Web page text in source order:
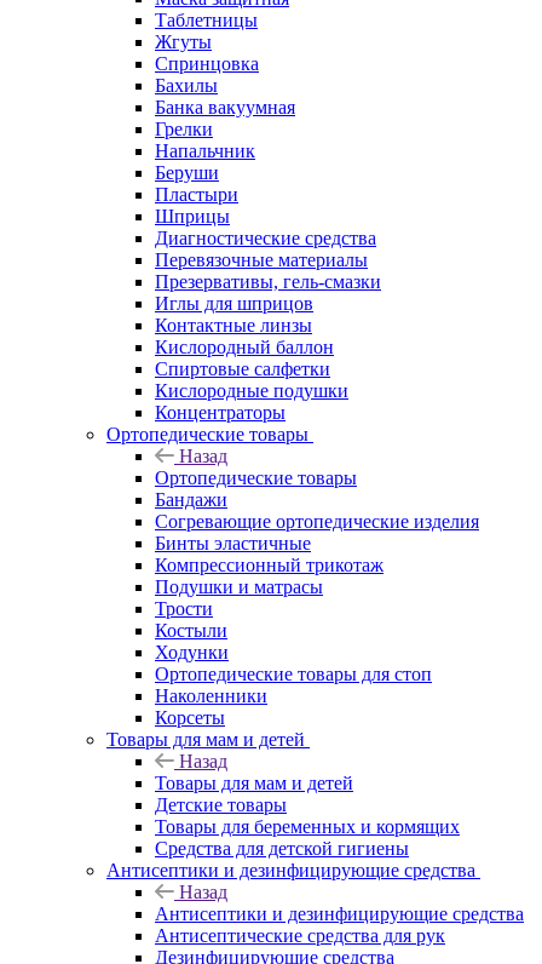
Таблетницы
Жгуты
Спринцовка
Бахилы
Банка вакуумная
Грелки
Напальчник
Беруши
Пластыри
Шприцы
Диагностические средства
Перевязочные материалы
Презервативы, гель-смазки
Иглы для шприцов
Контактные линзы
Кислородный баллон
Спиртовые салфетки
Кислородные подушки
Концентраторы
Ортопедические товары
Назад
Ортопедические товары
Бандажи
Согревающие ортопедические изделия
Бинты эластичные
Компрессионный трикотаж
Подушки и матрасы
Трости
Костыли
Ходунки
Ортопедические товары для стоп
Наколенники
Корсеты
Товары для мам и детей
Назад
Товары для мам и детей
Детские товары
Товары для беременных и кормящих
Средства для детской гигиены
Антисептики и дезинфицирующие средства
Назад
Антисептики и дезинфицирующие средства
Антисептические средства для рук
Дезинфицирующие средства